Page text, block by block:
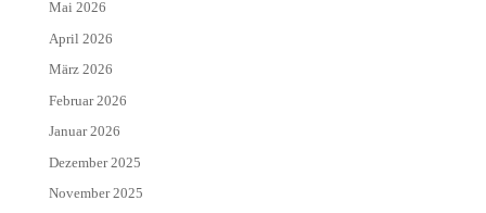
Mai 2026
April 2026
März 2026
Februar 2026
Januar 2026
Dezember 2025
November 2025